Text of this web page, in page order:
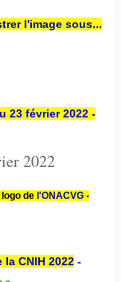
l'image sous...
23 février 2022 -
2022
de l'ONACVG -
CNIH 2022 -